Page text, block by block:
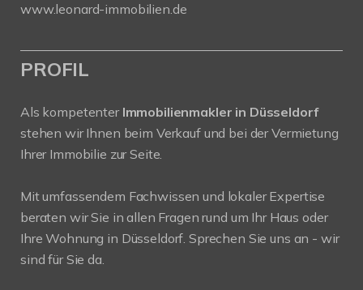
www.leonard-immobilien.de
PROFIL
Als kompetenter Immobilienmakler in Düsseldorf
stehen wir Ihnen beim Verkauf und bei der Vermietung
Ihrer Immobilie zur Seite.
Mit umfassendem Fachwissen und lokaler Expertise
beraten wir Sie in allen Fragen rund um Ihr Haus oder
Ihre Wohnung in Düsseldorf. Sprechen Sie uns an - wir
sind für Sie da.